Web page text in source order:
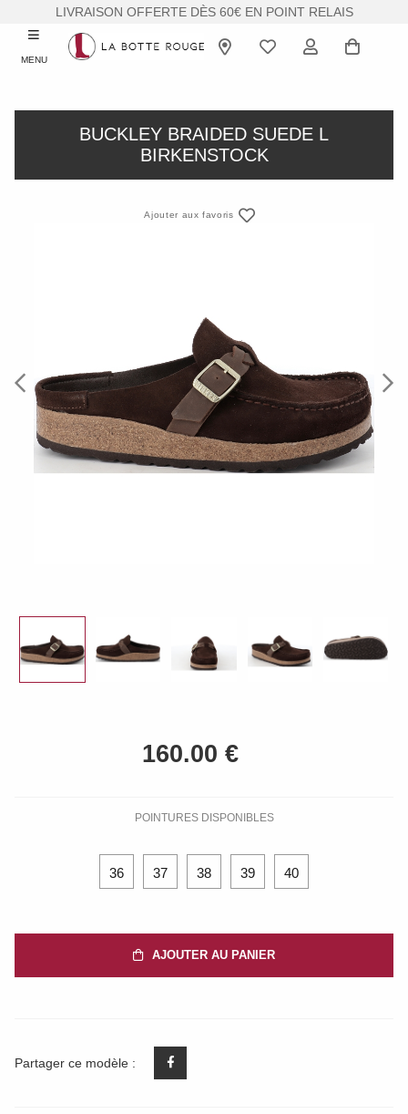
LIVRAISON OFFERTE DÈS 60€ EN POINT RELAIS
MENU
BUCKLEY BRAIDED SUEDE L
BIRKENSTOCK
Ajouter aux favoris
Previous Next
POINTURES DISPONIBLES
36 37 38 39 40
AJOUTER AU PANIER
Partager ce modèle :